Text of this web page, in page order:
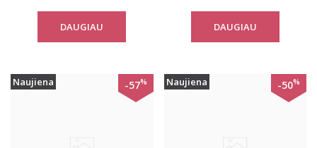
DAUGIAU DAUGIAU
Naujiena -57% Naujiena -50%